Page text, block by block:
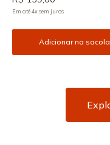
Em até4xsem juros
Adicionar na sacola